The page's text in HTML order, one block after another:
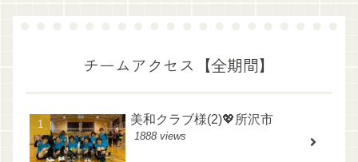
チームアクセス【全期間】
美和クラブ様(2)💖所沢市
1888 views